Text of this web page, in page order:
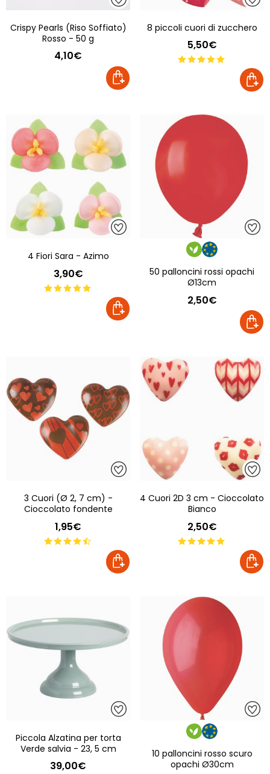
Crispy Pearls (Riso Soffiato)
Rosso - 50 g
4,10€
8 piccoli cuori di zucchero
5,50€
4 Fiori Sara - Azimo
3,90€
50 palloncini rossi opachi
Ø13cm
2,50€
3 Cuori (Ø 2, 7 cm) -
Cioccolato fondente
1,95€
4 Cuori 2D 3 cm - Cioccolato
Bianco
2,50€
Piccola Alzatina per torta
Verde salvia - 23, 5 cm
39,00€
10 palloncini rosso scuro
opachi Ø30cm